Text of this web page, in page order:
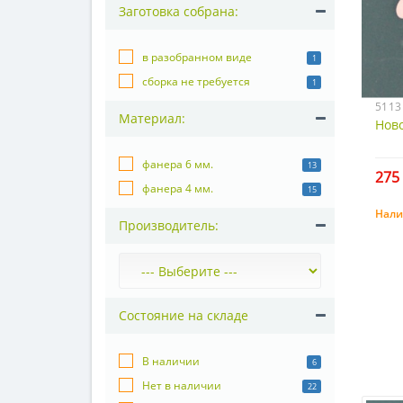
Заготовка собрана:
в разобранном виде 1
сборка не требуется 1
Материал:
фанера 6 мм. 13
фанера 4 мм. 15
Производитель:
Состояние на складе
В наличии 6
Нет в наличии 22
5113
275